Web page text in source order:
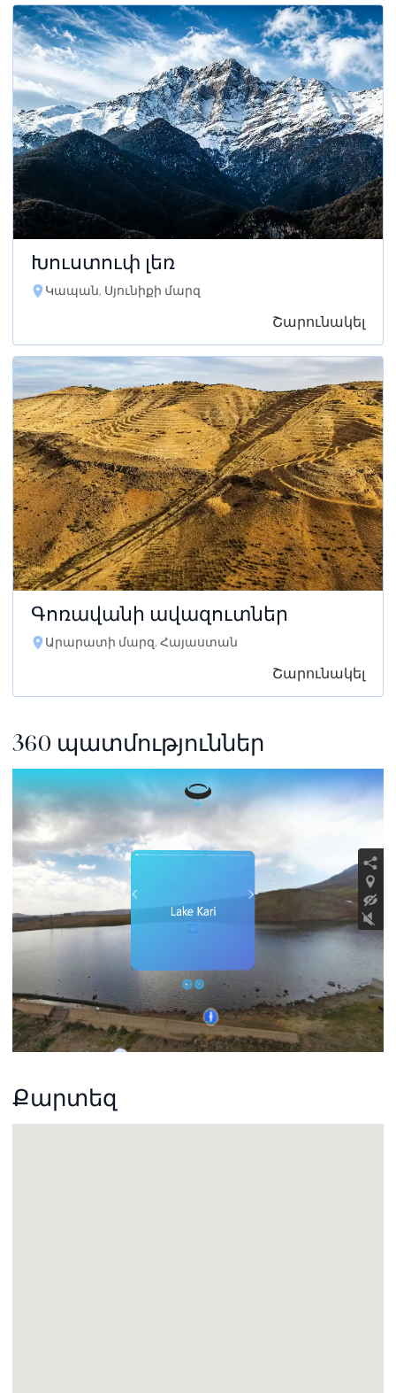
Խուստուփ լեռ
Կապան, Սյունիքի մարզ
Շարունակել
Գոռավանի ավազուտներ
Արարատի մարզ, Հայաստան
Շարունակել
360 պատմություններ
Քարտեզ